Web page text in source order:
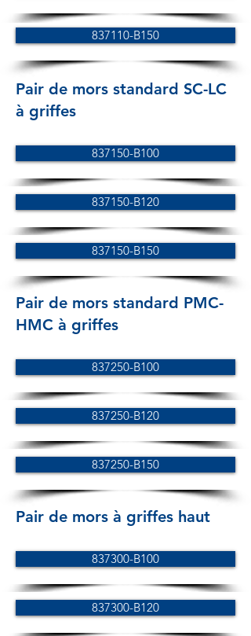
837110-B150
Pair de mors standard SC-LC
à griffes
837150-B100
837150-B120
837150-B150
Pair de mors standard PMC-
HMC à griffes
837250-B100
837250-B120
837250-B150
Pair de mors à griffes haut
837300-B100
837300-B120